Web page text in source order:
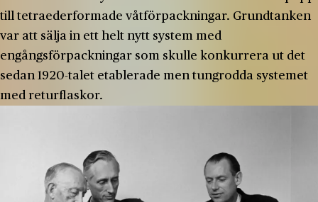
till tetraederformade våtförpackningar. Grundtanken
var att sälja in ett helt nytt system med
engångsförpackningar som skulle konkurrera ut det
sedan 1920-talet etablerade men tungrodda systemet
med returflaskor.